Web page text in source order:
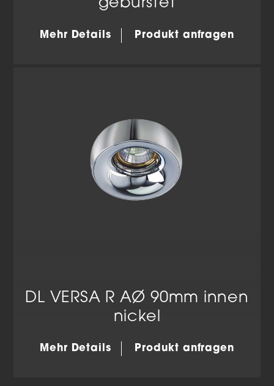
gebürstet
Mehr Details Produkt anfragen
DL VERSA R AØ 90mm innen
nickel
Mehr Details Produkt anfragen